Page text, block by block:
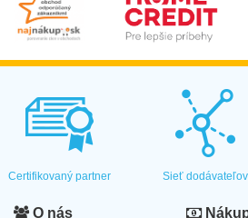
Certifikovaný partner Sieť dodávateľov
O nás